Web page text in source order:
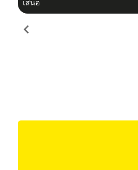
เสนอ
chevron_left